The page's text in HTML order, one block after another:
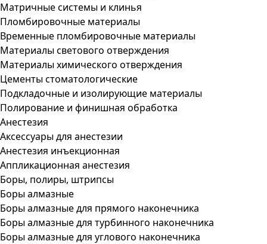
Матричные системы и клинья
Пломбировочные материалы
Временные пломбировочные материалы
Материалы светового отверждения
Материалы химического отверждения
Цементы стоматологические
Подкладочные и изолирующие материалы
Полирование и финишная обработка
Анестезия
Аксессуары для анестезии
Анестезия инъекционная
Аппликационная анестезия
Боры, полиры, штрипсы
Боры алмазные
Боры алмазные для прямого наконечника
Боры алмазные для турбинного наконечника
Боры алмазные для углового наконечника